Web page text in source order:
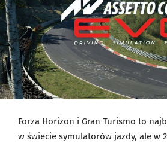
Forza Horizon i Gran Turismo to
w świecie symulatorów jazdy, ale w